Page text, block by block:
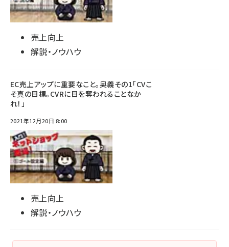
売上向上
解説・ノウハウ
EC売上アップに重要なこと。奥義その1「CVこ
そ真の目標。CVRに目を奪われることなか
れ！」
2021年12月20日 8:00
売上向上
解説・ノウハウ